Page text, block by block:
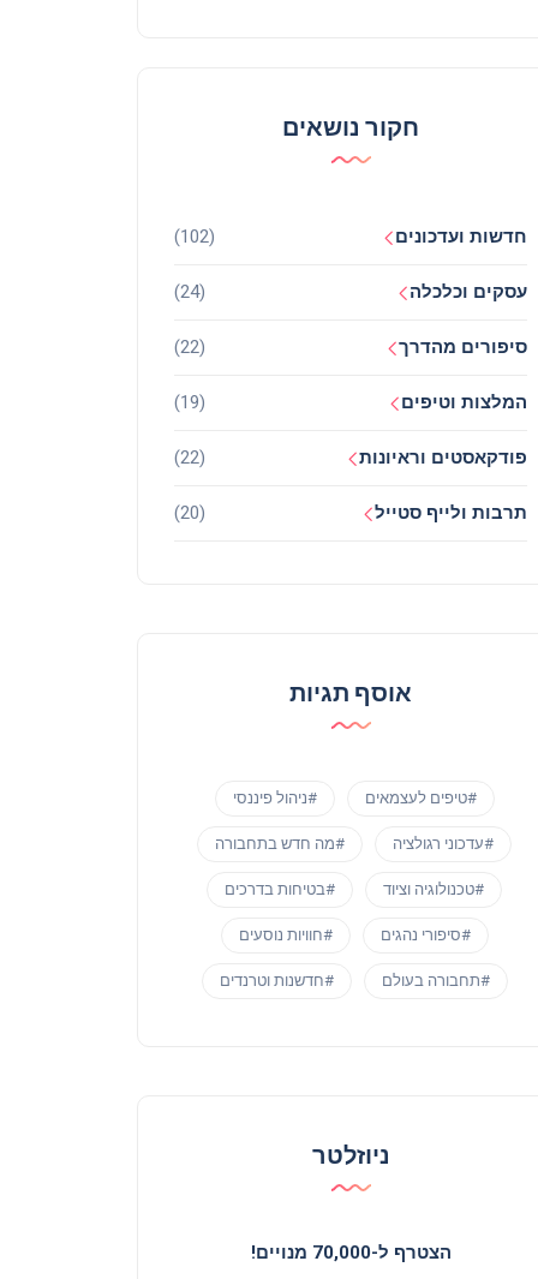
חקור נושאים
חדשות ועדכונים (102)
עסקים וכלכלה (24)
סיפורים מהדרך (22)
המלצות וטיפים (19)
פודקאסטים וראיונות (22)
תרבות ולייף סטייל (20)
אוסף תגיות
#טיפים לעצמאים #ניהול פיננסי
#עדכוני רגולציה #מה חדש בתחבורה
#טכנולוגיה וציוד #בטיחות בדרכים
#סיפורי נהגים #חוויות נוסעים
#תחבורה בעולם #חדשנות וטרנדים
ניוזלטר
הצטרף ל-70,000 מנויים!